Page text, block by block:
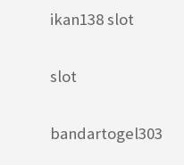
ikan138 slot
slot
bandartogel303